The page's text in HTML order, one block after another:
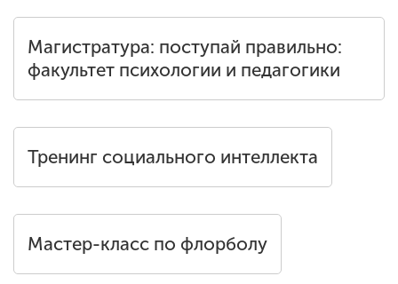
Магистратура: поступай правильно:
факультет психологии и педагогики
Тренинг социального интеллекта
Мастер-класс по флорболу